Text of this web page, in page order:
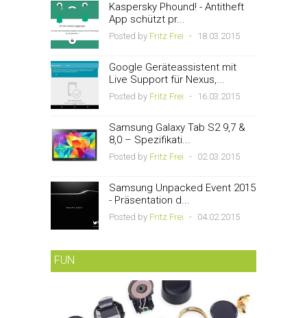
Kaspersky Phound! - Antitheft
App schützt pr...
Posted by Fritz Frei - 18.03.2015
Google Geräteassistent mit
Live Support für Nexus,...
Posted by Fritz Frei - 16.03.2015
Samsung Galaxy Tab S2 9,7 &
8,0 – Spezifikati...
Posted by Fritz Frei - 02.03.2015
Samsung Unpacked Event 2015
- Präsentation d...
Posted by Fritz Frei - 04.02.2015
FUN